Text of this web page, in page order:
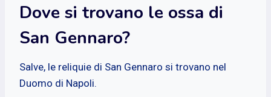
Dove si trovano le ossa di
San Gennaro?
Salve, le reliquie di San Gennaro si trovano nel
Duomo di Napoli.